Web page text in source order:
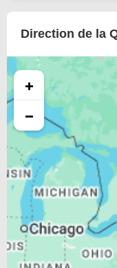
Direction de la
+
−